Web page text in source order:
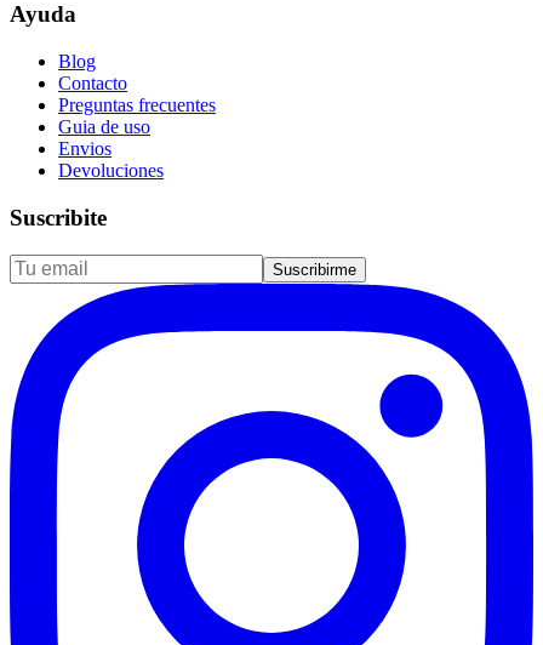
Ayuda
Blog
Contacto
Preguntas frecuentes
Guia de uso
Envios
Devoluciones
Suscribite
Suscribirme